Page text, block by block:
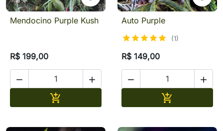
Mendocino Purple Kush
R$ 199,00
 

Auto Purple
(1)
R$ 149,00
 
